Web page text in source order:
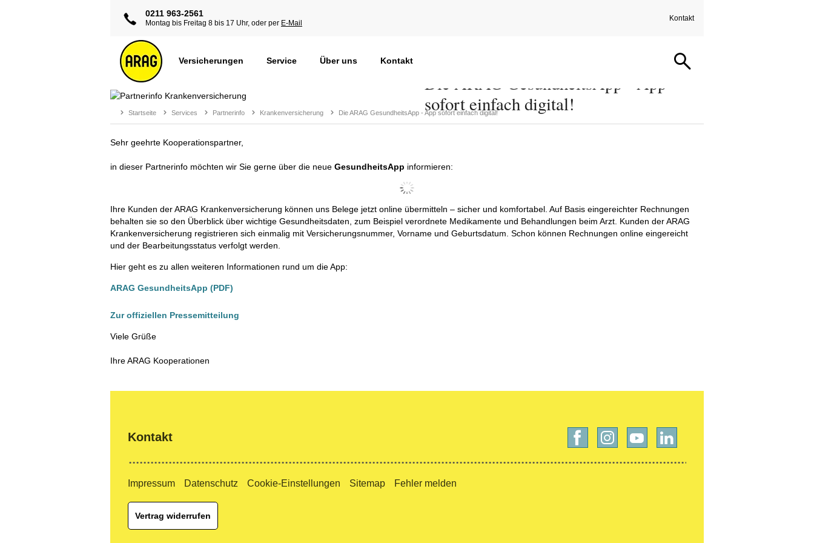
0211 963-2561
Montag bis Freitag 8 bis 17 Uhr, oder per E-Mail
Kontakt
Versicherungen Service Über uns Kontakt
Startseite Services Partnerinfo Krankenversicherung Die ARAG GesundheitsApp - App sofort einfach digital!
Die ARAG GesundheitsApp - App
sofort einfach digital!
Sehr geehrte Kooperationspartner,
in dieser Partnerinfo möchten wir Sie gerne über die neue GesundheitsApp informieren:
Ihre Kunden der ARAG Krankenversicherung können uns Belege jetzt online übermitteln – sicher und komfortabel. Auf Basis eingereichter Rechnungen
behalten sie so den Überblick über wichtige Gesundheitsdaten, zum Beispiel verordnete Medikamente und Behandlungen beim Arzt. Kunden der ARAG
Krankenversicherung registrieren sich einmalig mit Versicherungsnummer, Vorname und Geburtsdatum. Schon können Rechnungen online eingereicht
und der Bearbeitungsstatus verfolgt werden.
Hier geht es zu allen weiteren Informationen rund um die App:
ARAG GesundheitsApp (PDF)
Zur offiziellen Pressemitteilung
Viele Grüße
Ihre ARAG Kooperationen
Kontakt
Impressum Datenschutz Cookie-Einstellungen Sitemap Fehler melden
Vertrag widerrufen